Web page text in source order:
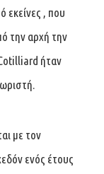
εκείνες , που
την αρχή την
ήταν
με τον
ενός έτους